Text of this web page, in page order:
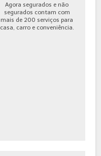
Agora segurados e não
segurados contam com
mais de 200 serviços para
casa, carro e conveniência.